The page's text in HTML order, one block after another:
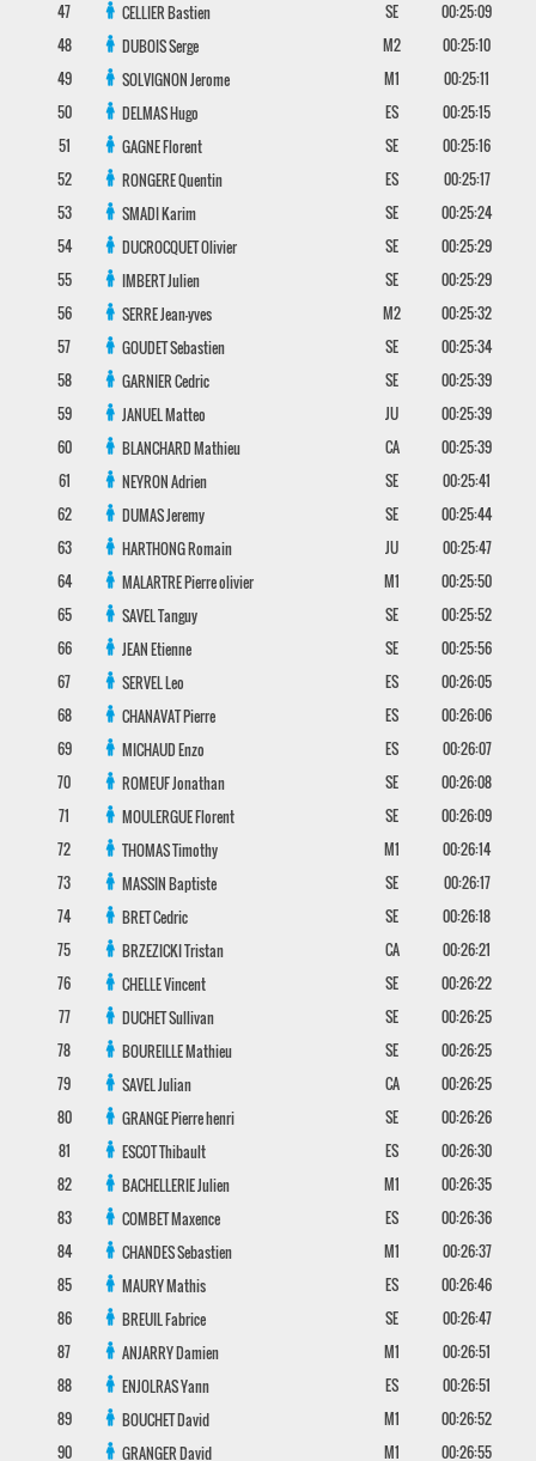
47
CELLIERBastien SE
00:25:09
48
DUBOISSerge M2
00:25:10
49
SOLVIGNONJerome M1
00:25:11
50
DELMASHugo ES
00:25:15
51
GAGNEFlorent SE
00:25:16
52
RONGEREQuentin ES
00:25:17
53
SMADIKarim SE
00:25:24
54
DUCROCQUETOlivier SE
00:25:29
55
IMBERTJulien SE
00:25:29
56
SERREJean-yves M2
00:25:32
57
GOUDETSebastien SE
00:25:34
58
GARNIERCedric SE
00:25:39
59
JANUELMatteo JU
00:25:39
60
BLANCHARDMathieu CA
00:25:39
61
NEYRONAdrien SE
00:25:41
62
DUMASJeremy SE
00:25:44
63
HARTHONGRomain JU
00:25:47
64
MALARTREPierre olivier M1
00:25:50
65
SAVELTanguy SE
00:25:52
66
JEANEtienne SE
00:25:56
67
SERVELLeo ES
00:26:05
68
CHANAVATPierre ES
00:26:06
69
MICHAUDEnzo ES
00:26:07
70
ROMEUFJonathan SE
00:26:08
71
MOULERGUEFlorent SE
00:26:09
72
THOMASTimothy M1
00:26:14
73
MASSINBaptiste SE
00:26:17
74
BRETCedric SE
00:26:18
75
BRZEZICKITristan CA
00:26:21
76
CHELLEVincent SE
00:26:22
77
DUCHETSullivan SE
00:26:25
78
BOUREILLEMathieu SE
00:26:25
79
SAVELJulian CA
00:26:25
80
GRANGEPierre henri SE
00:26:26
81
ESCOTThibault ES
00:26:30
82
BACHELLERIEJulien M1
00:26:35
83
COMBETMaxence ES
00:26:36
84
CHANDESSebastien M1
00:26:37
85
MAURYMathis ES
00:26:46
86
BREUILFabrice SE
00:26:47
87
ANJARRYDamien M1
00:26:51
88
ENJOLRASYann ES
00:26:51
89
BOUCHETDavid M1
00:26:52
90
GRANGERDavid M1 00:26:55